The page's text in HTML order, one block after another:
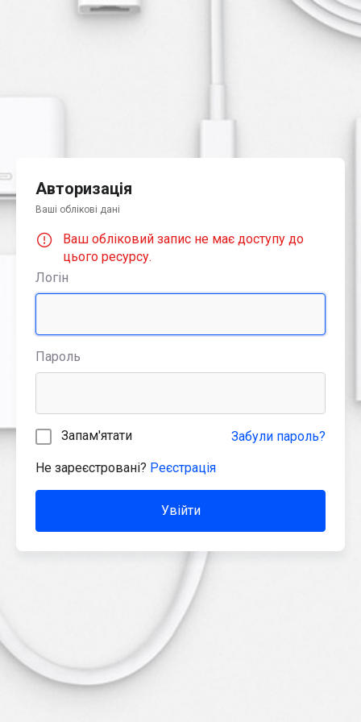
Авторизація
Ваші облікові дані
Ваш обліковий запис не має доступу до
цього ресурсу.
Логін
Пароль
Запам'ятати Забули пароль?
Не зареєстровані? Реєстрація